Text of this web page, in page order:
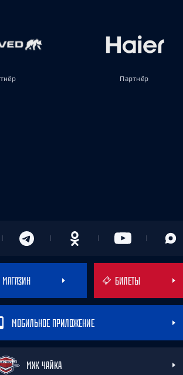
Партнёр
МАГАЗИН БИЛЕТЫ
МОБИЛЬНОЕ ПРИЛОЖЕНИЕ
МХК ЧАЙКА